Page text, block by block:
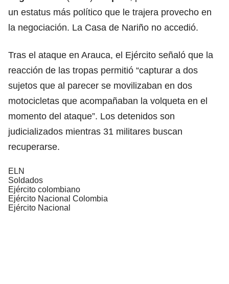
un estatus más político que le trajera provecho en
la negociación. La Casa de Nariño no accedió.
Tras el ataque en Arauca, el Ejército señaló que la
reacción de las tropas permitió “capturar a dos
sujetos que al parecer se movilizaban en dos
motocicletas que acompañaban la volqueta en el
momento del ataque”. Los detenidos son
judicializados mientras 31 militares buscan
recuperarse.
ELN
Soldados
Ejército colombiano
Ejército Nacional Colombia
Ejército Nacional